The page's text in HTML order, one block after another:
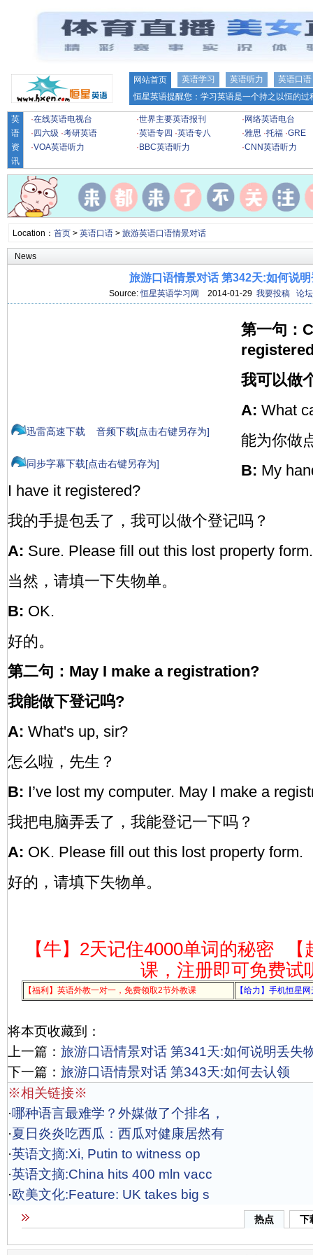
网站首页 英语学习 英语听力
英语口语
恒星英语提醒您：学习英语是一个持之以恒的
英
语
资
讯
·在线英语电视台 ·世界主要英语报刊 · 网络英语电台
· 四六级 ·考研英语 ·英语专四 ·英语专八 ·雅思 ·托福 ·GRE
·VOA英语听力 · BBC英语听力 ·CNN英语听力
Location： 首页> 英语口语> 旅游英语口语情景对话
News
旅游口语情景对话 第342天:如何说
Source:恒星英语学习网 2014-01-29 我要投稿 论坛
迅雷高速下载 音频下载[点击右键另存为]
同步字幕下载[点击右键另存为]
第一句：
我可以做
A: What
能为你做
B: My
I have it registered?
我的手提包丢了，我可以做个登记吗？
A: Sure. Please fill out this lost property form.
当然，请填一下失物单。
B: OK.
好的。
第二句：May I make a registration?
我能做下登记呜?
A: What's up, sir?
怎么啦，先生？
B: I’ve lost my computer. May I make a
我把电脑弄丢了，我能登记一下吗？
A: OK. Please fill out this lost property form.
好的，请填下失物单。
【牛】2天记住4000单词的秘密
课，注册即可免费试
【福利】英语外教一对一，免费领取2节外教课 【给力】手机恒星
将本页收藏到：
上一篇： 旅游口语情景对话 第341天:如何说明丢失
下一篇： 旅游口语情景对话 第343天:如何去认领
※相关链接※
·哪种语言最难学？外媒做了个排名，
·夏日炎炎吃西瓜：西瓜对健康居然有
·英语文摘:Xi, Putin to witness op
·英语文摘:China hits 400 mln vacc
·欧美文化:Feature: UK takes big s
热点 下